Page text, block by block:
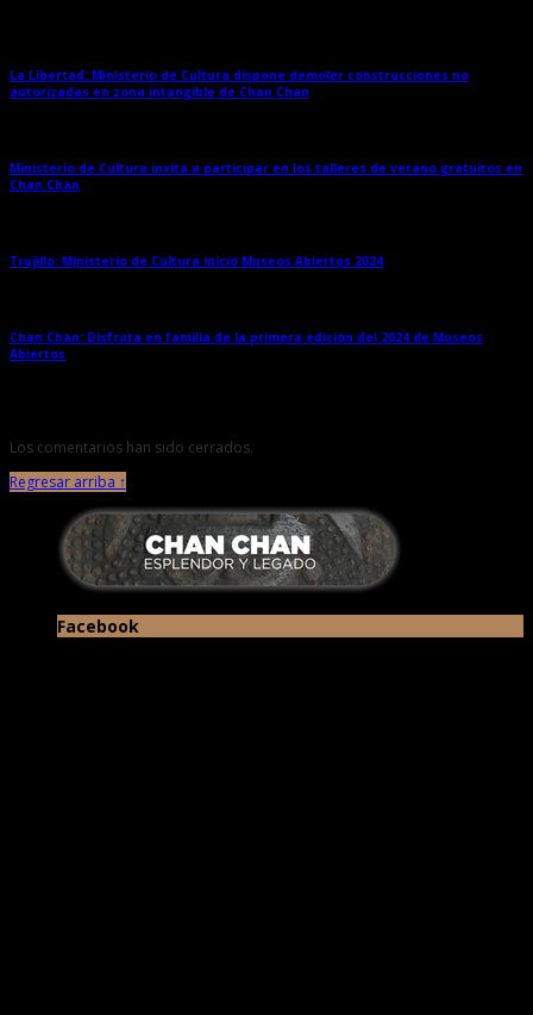
La Libertad: Ministerio de Cultura dispone demoler construcciones no
autorizadas en zona intangible de Chan Chan
Ministerio de Cultura invita a participar en los talleres de verano gratuitos en
Chan Chan
Trujillo: Ministerio de Cultura inició Museos Abiertos 2024
Chan Chan: Disfruta en familia de la primera edición del 2024 de Museos
Abiertos
Los comentarios han sido cerrados.
Regresar arriba ↑
Facebook